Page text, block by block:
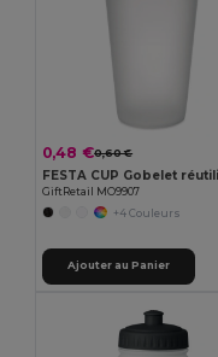
0,48 €0,60 €
GiftRetail MO9907
+4 Couleurs
Ajouter au Panier